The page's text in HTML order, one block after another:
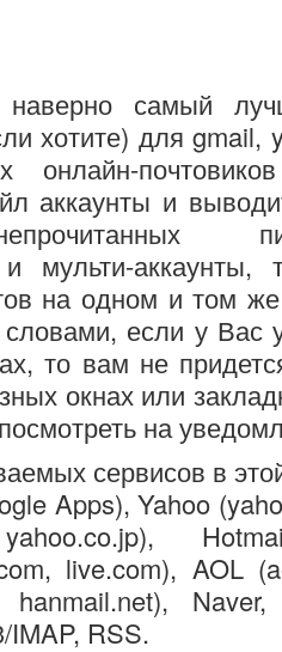
самый
хотите) для gmail,
онлайн-
аккаунты и
мульти-
на одном и том
если у Вас
то вам не
окнах или
на
сервисов в
Apps), Yahoo
live.com), AOL
hanmail.net),
IMAP, RSS.